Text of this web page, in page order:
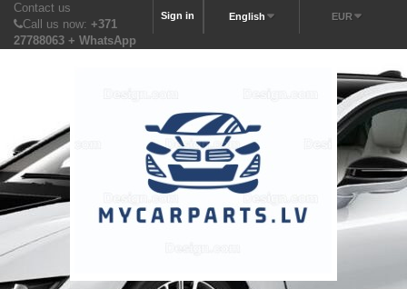
EUR
English
Sign in
Contact us
Call us now: +371
27788063 + WhatsApp